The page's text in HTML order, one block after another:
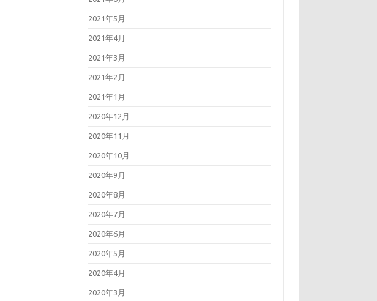
2021年5月
2021年4月
2021年3月
2021年2月
2021年1月
2020年12月
2020年11月
2020年10月
2020年9月
2020年8月
2020年7月
2020年6月
2020年5月
2020年4月
2020年3月